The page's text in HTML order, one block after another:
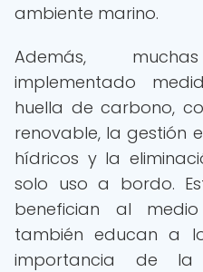
ambiente marino.
Además,
implementado
huella de carbono,
renovable, la gestión
hídricos y la
solo uso a bordo.
benefician al
también educan a
importancia de